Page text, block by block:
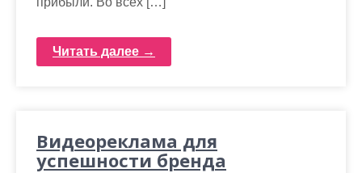
Читать далее →
Видеореклама для
успешности бренда